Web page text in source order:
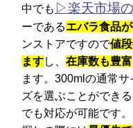
中でも ▷楽天市場
ーであるエバラ食品
ンストアですので値
ますし、在庫数も豊富
ます。300mlの通常
ズを選ぶことができ
でも対応が可能です